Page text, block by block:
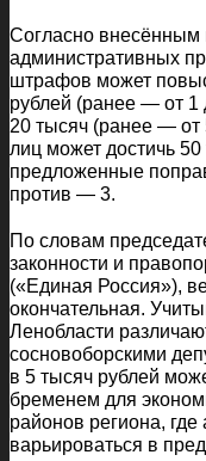
Согласно внесённым
административных
штрафов может
рублей (ранее — от
20 тысяч (ранее — от
лиц может достичь
предложенные
против — 3.
По словам
законности и
(«Единая Россия»),
окончательная.
Ленобласти
сосновоборскими
в 5 тысяч рублей
бременем для
районов региона,
варьироваться в